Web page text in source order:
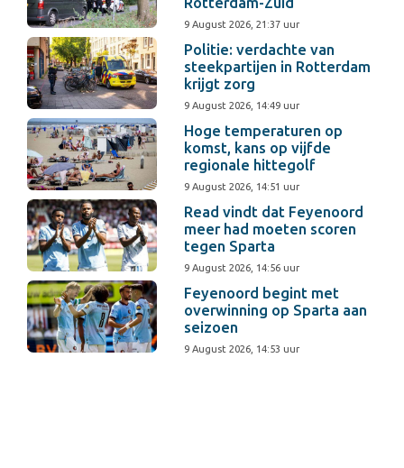
9 August 2026, 21:37 uur
Politie: verdachte van
steekpartijen in Rotterdam
krijgt zorg
9 August 2026, 14:49 uur
Hoge temperaturen op
komst, kans op vijfde
regionale hittegolf
9 August 2026, 14:51 uur
Read vindt dat Feyenoord
meer had moeten scoren
tegen Sparta
9 August 2026, 14:56 uur
Feyenoord begint met
overwinning op Sparta aan
seizoen
9 August 2026, 14:53 uur